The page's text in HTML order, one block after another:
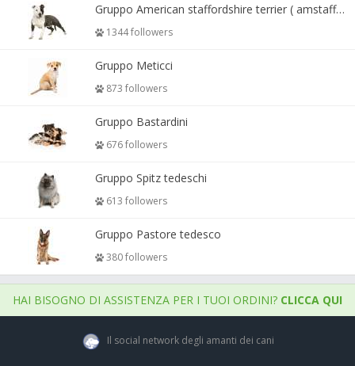
Gruppo American staffordshire terrier ( amstaff, amastaff )
1344 followers
Gruppo Meticci
873 followers
Gruppo Bastardini
676 followers
Gruppo Spitz tedeschi
613 followers
Gruppo Pastore tedesco
380 followers
HAI BISOGNO DI ASSISTENZA PER I TUOI ORDINI? CLICCA QUI
Il social network degli amanti dei cani